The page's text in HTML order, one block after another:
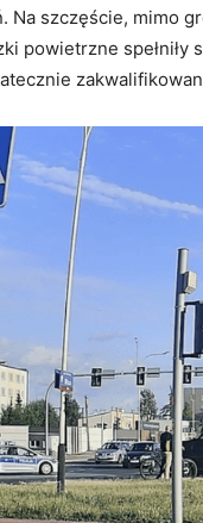
Na szczęście, mimo
powietrzne